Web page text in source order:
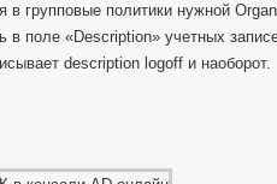
групповые политики нужной
в поле «Description» учетных
description logoff и наоборот.